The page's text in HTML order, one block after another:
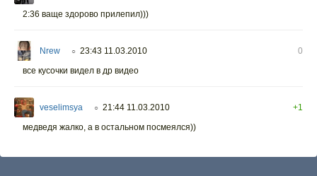
2:36 ваще здорово прилепил)))
Nrew ○ 23:43 11.03.2010
0
все кусочки видел в др видео
veselimsya ○ 21:44 11.03.2010
+1
медведя жалко, а в остальном посмеялся))